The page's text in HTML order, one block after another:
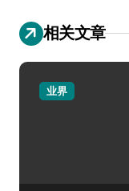
相关文章
业界